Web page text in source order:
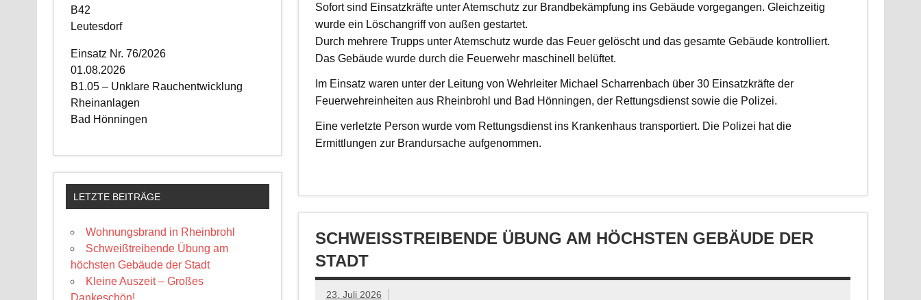
Sofort sind Einsatzkräfte unter Atemschutz zur Brandbekämpfung ins Gebäude vorgegangen. Gleichzeitig
wurde ein Löschangriff von außen gestartet.
Durch mehrere Trupps unter Atemschutz wurde das Feuer gelöscht und das gesamte Gebäude kontrolliert.
Das Gebäude wurde durch die Feuerwehr maschinell belüftet.
Im Einsatz waren unter der Leitung von Wehrleiter Michael Scharrenbach über 30 Einsatzkräfte der
Feuerwehreinheiten aus Rheinbrohl und Bad Hönningen, der Rettungsdienst sowie die Polizei.
Eine verletzte Person wurde vom Rettungsdienst ins Krankenhaus transportiert. Die Polizei hat die
Ermittlungen zur Brandursache aufgenommen.
SCHWEISSTREIBENDE ÜBUNG AM HÖCHSTEN GEBÄUDE DER S
TADT
23. Juli 2026
B42
Leutesdorf
Einsatz Nr. 76/2026
01.08.2026
B1.05 – Unklare Rauchentwicklung
Rheinanlagen
Bad Hönningen
LETZTE BEITRÄGE
Wohnungsbrand in Rheinbrohl
Schweißtreibende Übung am
höchsten Gebäude der Stadt
Kleine Auszeit – Großes
Dankeschön!